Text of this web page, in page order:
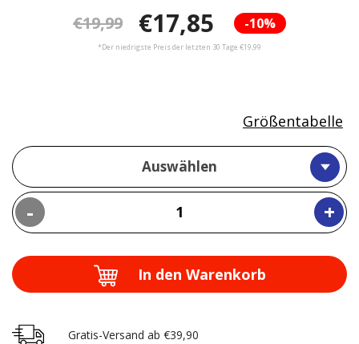
-10%
€19,99 €17,85
*Der niedrigste Preis der letzten 30 Tage €19,99
Auswählen
- +
Größentabelle
In den Warenkorb
Gratis-Versand ab €39,90